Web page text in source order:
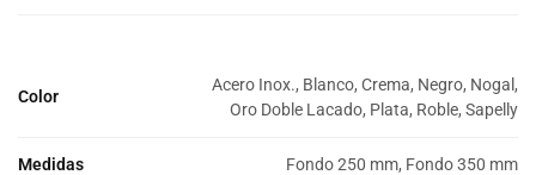
Color
Acero Inox., Blanco, Crema, Negro, Nogal,
Oro Doble Lacado, Plata, Roble, Sapelly
Medidas Fondo 250 mm, Fondo 350 mm